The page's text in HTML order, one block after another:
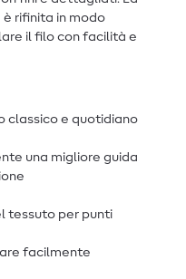
è rifinita in modo
il filo con facilità e
classico e quotidiano
una migliore guida
tessuto per punti
facilmente